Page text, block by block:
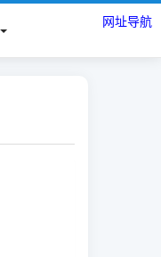
网址导航